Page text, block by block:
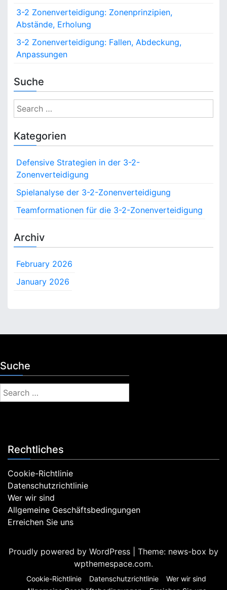
3-2 Zonenverteidigung: Zonenprinzipien,
Abstände, Erholung
3-2 Zonenverteidigung: Fallen, Abdeckung,
Anpassungen
Suche
S
e
r
h
o
Kategorien
Defensive Strategien in der 3-2-
Zonenverteidigung
Spielanalyse der 3-2-Zonenverteidigung
Teamformationen für die 3-2-Zonenverteidigung
Archiv
February 2026
January 2026
Suche
S
e
Rechtliches
Cookie-Richtlinie
Datenschutzrichtlinie
Wer wir sind
Allgemeine Geschäftsbedingungen
Erreichen Sie uns
Proudly powered by WordPress
Theme: news-box by
wpthemespace.com.
Cookie-Richtlinie Datenschutzrichtlinie
Wer wir sind